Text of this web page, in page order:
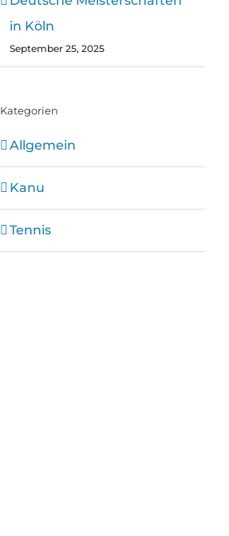
in Köln
September 25, 2025
Kategorien
Allgemein
Kanu
Tennis